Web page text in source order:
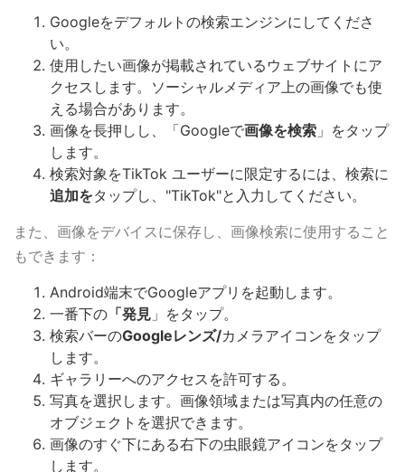
Googleをデフォルトの検索エンジンにしてくださ
い。
使用したい画像が掲載されているウェブサイトにア
クセスします。ソーシャルメディア上の画像でも使
える場合があります。
画像を長押しし、「Googleで画像を検索 」をタップ
します。
検索対象をTikTok ユーザーに限定するには、検索に
追加をタップし、"TikTok"と入力してください。
また、画像をデバイスに保存し、画像検索に使用すること
もできます：
Android端末でGoogleアプリを起動します。
一番下の 「発見 」をタップ。
検索バーのGoogleレンズ/カメラアイコンをタップ
します。
ギャラリーへのアクセスを許可する。
写真を選択します。画像領域または写真内の任意の
オブジェクトを選択できます。
画像のすぐ下にある右下の虫眼鏡アイコンをタップ
します。